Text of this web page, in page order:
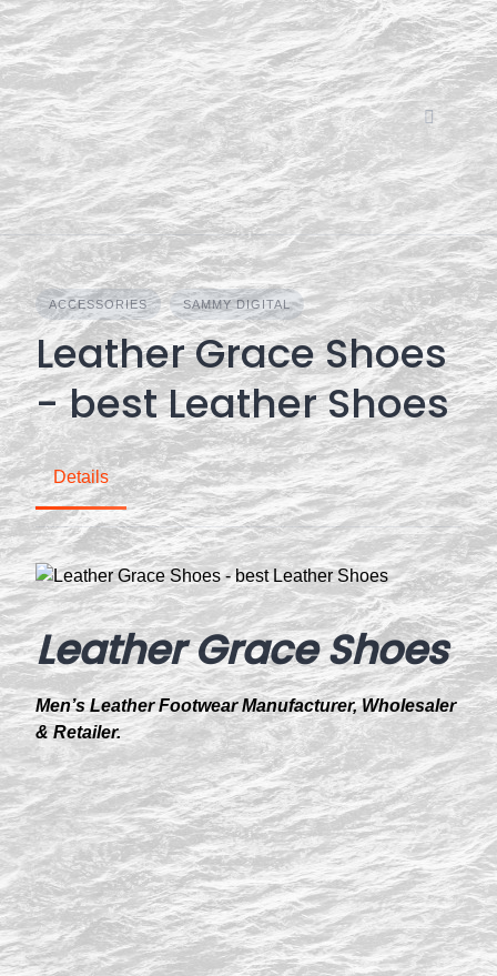
Skip
to
content
ACCESSORIES SAMMY DIGITAL
Leather Grace Shoes
- best Leather Shoes
Details
Leather Grace Shoes
Men’s Leather Footwear Manufacturer, Wholesaler
& Retailer.